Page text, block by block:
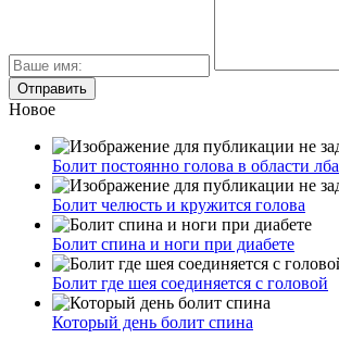
Новое
Болит постоянно голова в области лба
Болит челюсть и кружится голова
Болит спина и ноги при диабете
Болит где шея соединяется с головой
Который день болит спина